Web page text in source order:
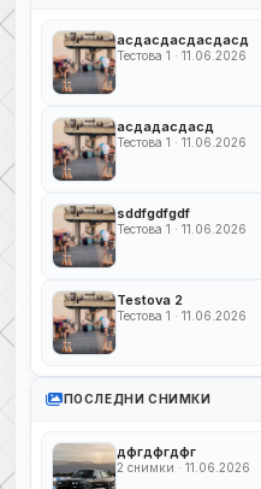
асдасдасдасдасд
Тестова 1 · 11.06.2026
асдадасдасд
Тестова 1 · 11.06.2026
sddfgdfgdf
Тестова 1 · 11.06.2026
Testova 2
Тестова 1 · 11.06.2026
ПОСЛЕДНИ СНИМКИ
дфгдфгдфг
2 снимки · 11.06.2026